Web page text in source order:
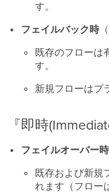
す。
フェイルバック時
既存のフローは
す。
新規フローはプ
『即時
フェイルオーバー時
既存および新規
れます（フロー